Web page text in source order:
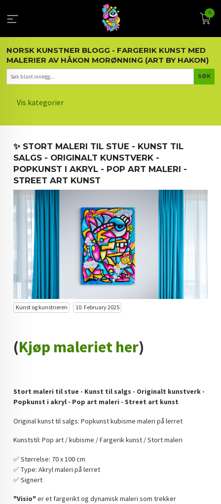
innholdet
0
NORSK KUNSTNER BLOGG - FARGERIK KUNST MED
MALERIER AV HÅKON MORØNNING (ART BY HAKON)
Vis kategorier
KUNST OG KUNSTNEREN
MALERIER BLOGG
ARTIKLER OM KUNST
INTERIØR OG KUNST
KUNST INVESTERING
KUNSTSTILER
FARGETEORI
KJØP KUNST TIL SALGS
POP ART
MALERIER TIL SALGS
KUNSTNER BLOGG - EN KUNSTNERS DAGBOK
DOPAMIN DECOR NORGE
✨ STORT MALERI TIL STUE - KUNST TIL
SALGS - ORIGINALT KUNSTVERK -
POPKUNST I AKRYL - POP ART MALERI -
STREET ART KUNST
Kunst og kunstneren 10. February 2025
(Kjøp maleriet her)
Stort maleri til stue - Kunst til salgs - Originalt kunstverk -
Popkunst i akryl - Pop art maleri - Street art kunst
Original kunst til salgs: Popkunst kubisme maleri på lerret
Kunststil: Pop art / kubisme / Fargerik kunst / Stort maleri
✅️ Størrelse: 70 x 100 cm
✅️ Type: Akryl maleri på lerret
✅️ Signert
"Visio"er et fargerikt og dynamisk maleri som trekker